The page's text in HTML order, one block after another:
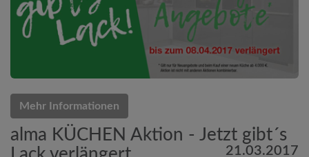
Mehr Informationen
alma KÜCHEN Aktion - Jetzt gibt´s
21.03.2017